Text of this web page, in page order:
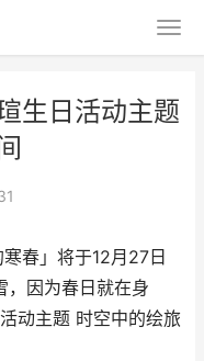
生日活动主题
春」将于12月27日
，因为春日就在身
动主题 时空中的绘旅